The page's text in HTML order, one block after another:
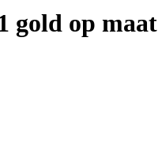
gold op maat